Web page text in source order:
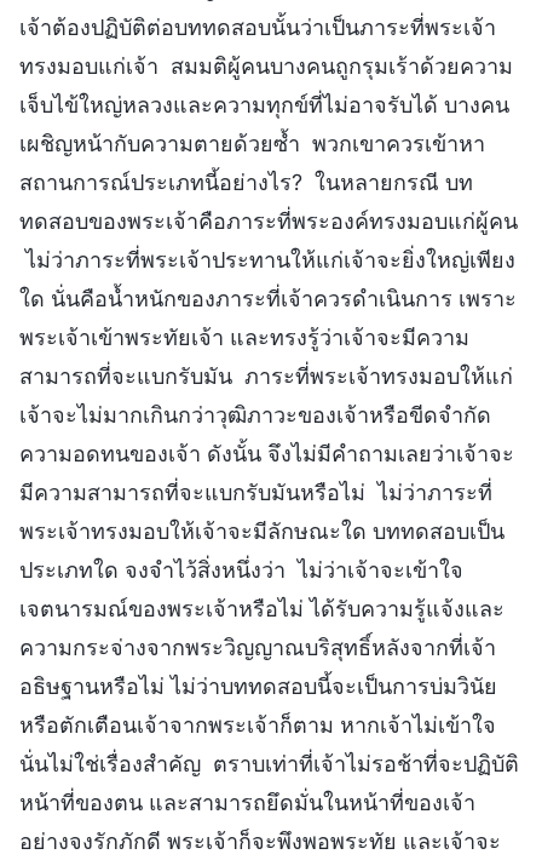
เจ้าต้องปฏิบัติต่อบททดสอบนั้นว่าเป็นภาระที่พระเจ้า
ทรงมอบแก่เจ้า สมมติผู้คนบางคนถูกรุมเร้าด้วยความ
เจ็บไข้ใหญ่หลวงและความทุกข์ที่ไม่อาจรับได้ บางคน
เผชิญหน้ากับความตายด้วยซ้ำ พวกเขาควรเข้าหา
สถานการณ์ประเภทนี้อย่างไร? ในหลายกรณี บท
ทดสอบของพระเจ้าคือภาระที่พระองค์ทรงมอบแก่ผู้คน
ไม่ว่าภาระที่พระเจ้าประทานให้แก่เจ้าจะยิ่งใหญ่เพียง
ใด นั่นคือน้ำหนักของภาระที่เจ้าควรดำเนินการ เพราะ
พระเจ้าเข้าพระทัยเจ้า และทรงรู้ว่าเจ้าจะมีความ
สามารถที่จะแบกรับมัน ภาระที่พระเจ้าทรงมอบให้แก่
เจ้าจะไม่มากเกินกว่าวุฒิภาวะของเจ้าหรือขีดจำกัด
ความอดทนของเจ้า ดังนั้น จึงไม่มีคำถามเลยว่าเจ้าจะ
มีความสามารถที่จะแบกรับมันหรือไม่ ไม่ว่าภาระที่
พระเจ้าทรงมอบให้เจ้าจะมีลักษณะใด บททดสอบเป็น
ประเภทใด จงจำไว้สิ่งหนึ่งว่า ไม่ว่าเจ้าจะเข้าใจ
เจตนารมณ์ของพระเจ้าหรือไม่ ได้รับความรู้แจ้งและ
ความกระจ่างจากพระวิญญาณบริสุทธิ์หลังจากที่เจ้า
อธิษฐานหรือไม่ ไม่ว่าบททดสอบนี้จะเป็นการบ่มวินัย
หรือตักเตือนเจ้าจากพระเจ้าก็ตาม หากเจ้าไม่เข้าใจ
นั่นไม่ใช่เรื่องสำคัญ ตราบเท่าที่เจ้าไม่รอช้าที่จะปฏิบัติ
หน้าที่ของตน และสามารถยึดมั่นในหน้าที่ของเจ้า
อย่างจงรักภักดี พระเจ้าก็จะพึงพอพระทัย และเจ้าจะ